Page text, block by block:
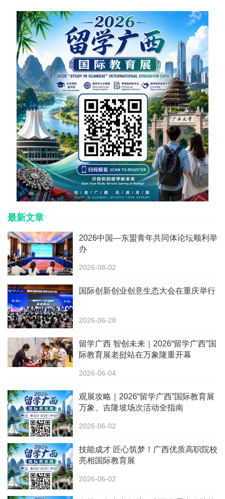
最新文章
2026中国—东盟青年共同体论坛顺利举
办
2026-08-02
国际创新创业创意生态大会在重庆举行
2026-06-28
留学广西 智创未来｜2026“留学广西”国
际教育展老挝站在万象隆重开幕
2026-06-04
观展攻略｜2026“留学广西”国际教育展
万象、吉隆坡场次活动全指南
2026-06-02
技能成才 匠心筑梦！广西优质高职院校
亮相国际教育展
2026-06-02